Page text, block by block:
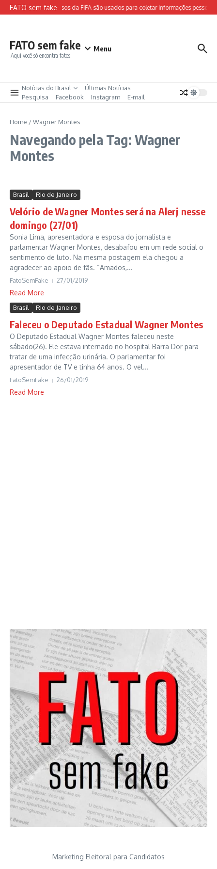
Ir para o conteúdo
FATO sem fakeSites falsos da FIFA são usados para coletar informações pessoais
FATO sem fake
Aqui você só encontra fatos.
Menu
Notícias do Brasil
Últimas Notícias
Pesquisa
Facebook Instagram E-mail
Home /Wagner Montes
Navegando pela Tag: Wagner
Montes
Brasil Rio de Janeiro
Velório de Wagner Montes será na Alerj nesse
domingo (27/01)
Sonia Lima, apresentadora e esposa do jornalista e
parlamentar Wagner Montes, desabafou em um rede social o
sentimento de luto. Na mesma postagem ela chegou a
agradecer ao apoio de fãs. “Amados,...
FatoSemFake 27/01/2019
Read More
Brasil Rio de Janeiro
Faleceu o Deputado Estadual Wagner Montes
O Deputado Estadual Wagner Montes faleceu neste
sábado(26). Ele estava internado no hospital Barra Dor para
tratar de uma infecção urinária. O parlamentar foi
apresentador de TV e tinha 64 anos. O vel...
FatoSemFake 26/01/2019
Read More
Marketing Eleitoral para Candidatos